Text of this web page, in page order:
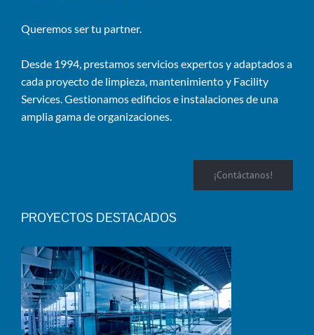
Queremos ser tu partner.
Desde 1994, prestamos servicios expertos y adaptados a
cada proyecto de limpieza, mantenimiento y Facility
Services. Gestionamos edificios e instalaciones de una
amplia gama de organizaciones.
¡Contáctanos!
PROYECTOS DESTACADOS